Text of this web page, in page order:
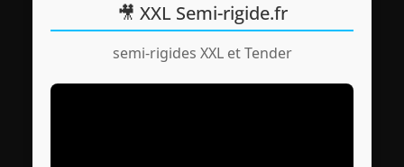
🎥 XXL Semi-rigide.fr
semi-rigides XXL et Tender